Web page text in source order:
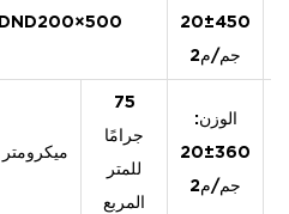
DND200×500
450±20
جم/م2
160 ميكرومتر
75
جرامًا
للمتر
المربع
الوزن:
360±20
جم/م2